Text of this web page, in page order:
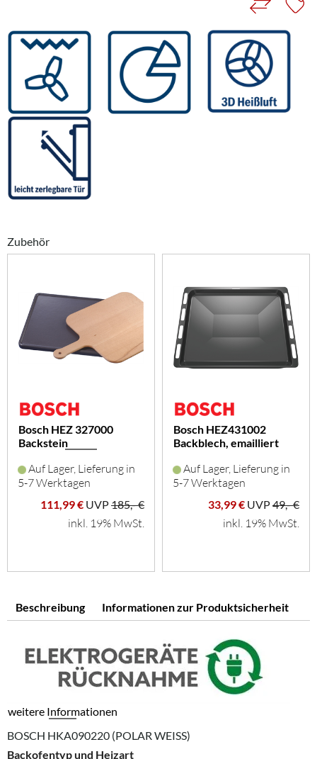
Zubehör
Bosch HEZ 327000
Backstein
Auf Lager, Lieferung in
5-7 Werktagen
111,99 € UVP185,- €
inkl. 19% MwSt.
Bosch HEZ431002
Backblech, emailliert
Auf Lager, Lieferung in
5-7 Werktagen
33,99 € UVP49,- €
inkl. 19% MwSt.
Beschreibung Informationen zur Produktsicherheit
weitere Informationen
BOSCH HKA090220 (POLAR WEISS)
Backofentyp und Heizart